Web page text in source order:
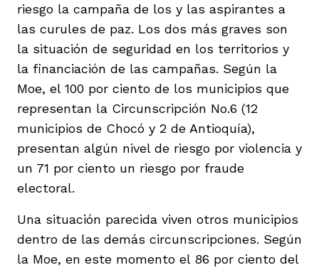
riesgo la campaña de los y las aspirantes a
las curules de paz. Los dos más graves son
la situación de seguridad en los territorios y
la financiación de las campañas. Según la
Moe, el 100 por ciento de los municipios que
representan la Circunscripción No.6 (12
municipios de Chocó y 2 de Antioquía),
presentan algún nivel de riesgo por violencia y
un 71 por ciento un riesgo por fraude
electoral.
Una situación parecida viven otros municipios
dentro de las demás circunscripciones. Según
la Moe, en este momento el 86 por ciento del